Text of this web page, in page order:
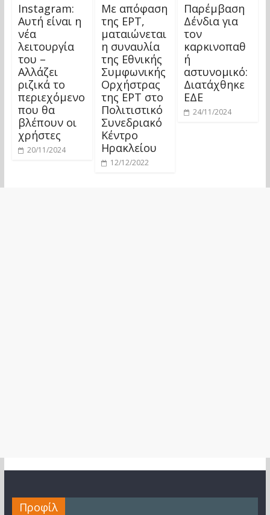
Instagram:
Αυτή είναι η
νέα
λειτουργία
του –
Αλλάζει
ριζικά το
περιεχόμενο
που θα
βλέπουν οι
χρήστες
20/11/2024
Με απόφαση
της ΕΡΤ,
ματαιώνεται
η συναυλία
της Εθνικής
Συμφωνικής
Ορχήστρας
της ΕΡΤ στο
Πολιτιστικό
Συνεδριακό
Κέντρο
Ηρακλείου
12/12/2022
Παρέμβαση
Δένδια για
τον
καρκινοπαθ
ή
αστυνομικό:
Διατάχθηκε
ΕΔΕ
24/11/2024
Προφίλ